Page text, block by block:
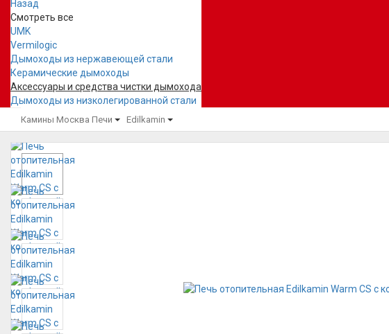
Назад
Смотреть все
UMK
Vermilogic
Дымоходы из нержавеющей стали
Керамические дымоходы
Аксессуары и средства чистки дымохода
Дымоходы из низколегированной стали
Камины Москва Печи Edilkamin